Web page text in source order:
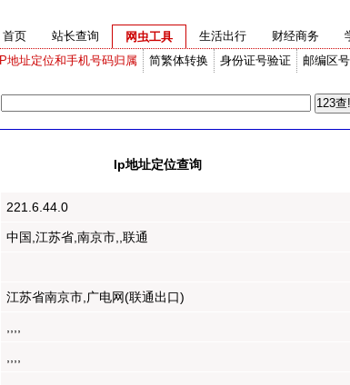
首页 站长查询
网虫工具
IP地址定位和手机号码归属
简繁体转换 身份证号验证 邮编区号
生活出行 财经商务
Ip地址定位查询
221.6.44.0
中国,江苏省,南京市,,联通
江苏省南京市,广电网(联通出口)